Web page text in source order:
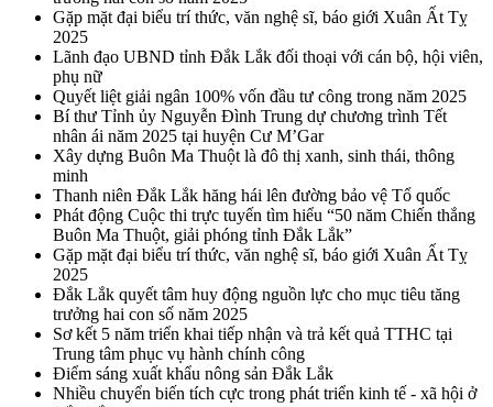
Gặp mặt đại biểu trí thức, văn nghệ sĩ, báo giới Xuân Ất Tỵ
2025
Lãnh đạo UBND tỉnh Đắk Lắk đối thoại với cán bộ, hội viên,
phụ nữ
Quyết liệt giải ngân 100% vốn đầu tư công trong năm 2025
Bí thư Tỉnh ủy Nguyễn Đình Trung dự chương trình Tết
nhân ái năm 2025 tại huyện Cư M’Gar
Xây dựng Buôn Ma Thuột là đô thị xanh, sinh thái, thông
minh
Thanh niên Đắk Lắk hăng hái lên đường bảo vệ Tổ quốc
Phát động Cuộc thi trực tuyến tìm hiểu “50 năm Chiến thắng
Buôn Ma Thuột, giải phóng tỉnh Đắk Lắk”
Gặp mặt đại biểu trí thức, văn nghệ sĩ, báo giới Xuân Ất Tỵ
2025
Đắk Lắk quyết tâm huy động nguồn lực cho mục tiêu tăng
trưởng hai con số năm 2025
Sơ kết 5 năm triển khai tiếp nhận và trả kết quả TTHC tại
Trung tâm phục vụ hành chính công
Điểm sáng xuất khẩu nông sản Đắk Lắk
Nhiều chuyển biến tích cực trong phát triển kinh tế - xã hội ở